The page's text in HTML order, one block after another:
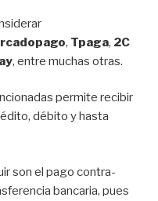
, Tpaga, 2C
, entre muchas otras.
permite recibir
débito y hasta
son el pago contra-
bancaria, pues